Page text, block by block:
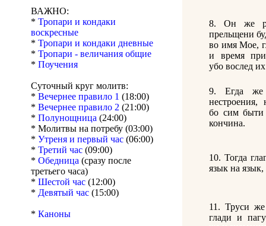
ВАЖНО:
* Тропари и кондаки
воскресные
* Тропари и кондаки дневные
* Тропари - величания общие
* Поучения
Суточный круг молитв:
* Вечернее правило 1 (18:00)
* Вечернее правило 2 (21:00)
* Полунощница (24:00)
* Молитвы на потребу (03:00)
* Утреня и первый час (06:00)
* Третий час (09:00)
* Обедница (сразу после
третьего часа)
* Шестой час (12:00)
* Девятый час (15:00)
* Каноны
8. Он же
прельщени
во имя Мое,
и время
убо вослед
9. Егда же
нестроения,
бо сим
кончина.
10. Тогда
язык на язык,
11. Труси
глади и